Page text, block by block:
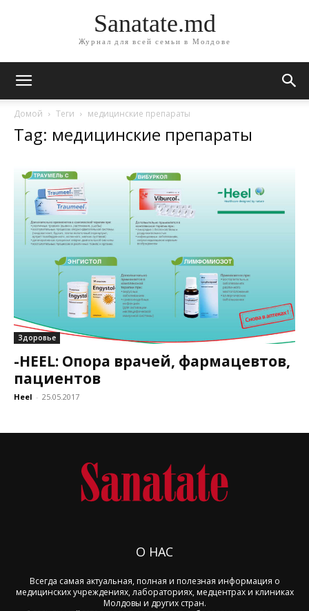
Sanatate.md
Журнал для всей семьи в Молдове
Домой Теги медицинские препараты
Tag: медицинские препараты
Здоровье
-НEEL: Опора врачей, фармацевтов,
пациентов
Heel - 25.05.2017
О НАС
Всегда самая актуальная, полная и полезная информация о
медицинских учреждениях, лабораториях, медцентрах и клиниках
Молдовы и других стран.